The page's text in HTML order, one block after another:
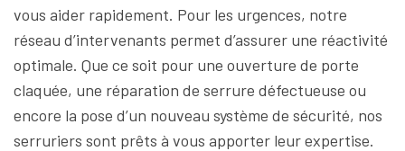
vous aider rapidement. Pour les urgences, notre
réseau d’intervenants permet d’assurer une réactivité
optimale. Que ce soit pour une ouverture de porte
claquée, une réparation de serrure défectueuse ou
encore la pose d’un nouveau système de sécurité, nos
serruriers sont prêts à vous apporter leur expertise.